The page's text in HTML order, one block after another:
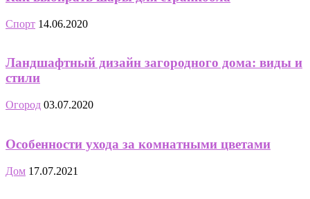
Спорт 14.06.2020
Ландшафтный дизайн загородного дома: виды и
стили
Огород 03.07.2020
Особенности ухода за комнатными цветами
Дом 17.07.2021